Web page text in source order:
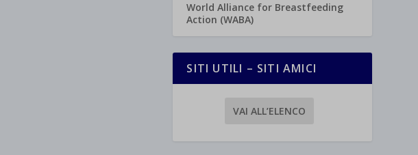
World Alliance for Breastfeeding
Action (WABA)
SITI UTILI – SITI AMICI
VAI ALL’ELENCO